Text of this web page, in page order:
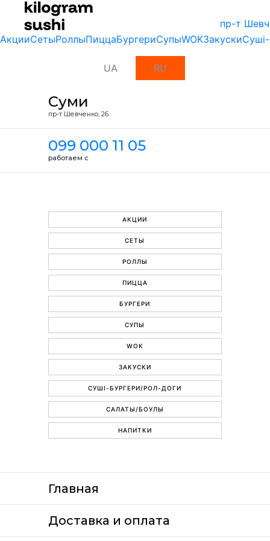
пр-т
АкцииСетыРоллыПиццаБургериСупыWOKЗакуски
UA RU
Суми
пр-т Шевченко, 26
099 000 11 05
работаем с
АКЦИИ
СЕТЫ
РОЛЛЫ
ПИЦЦА
БУРГЕРИ
СУПЫ
WOK
ЗАКУСКИ
СУШІ-БУРГЕРИ/РОЛ-ДОГИ
САЛАТЫ/БОУЛЫ
НАПИТКИ
Главная
Доставка и оплата